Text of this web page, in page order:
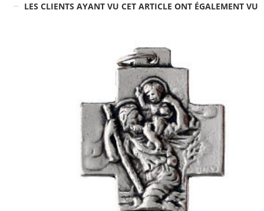
LES CLIENTS AYANT VU CET ARTICLE ONT ÉGALEMENT VU